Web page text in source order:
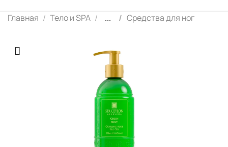
Главная Тело и SPA ... Средства для ног